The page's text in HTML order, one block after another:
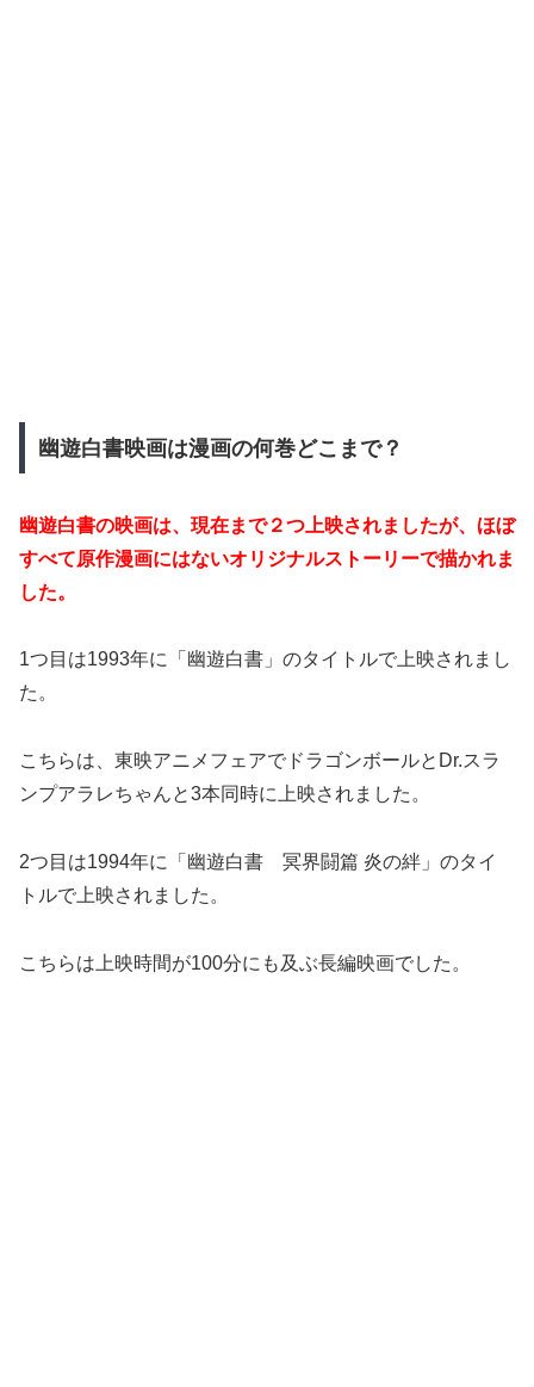
幽遊白書映画は漫画の何巻どこまで？
幽遊白書の映画は、現在まで２つ上映されましたが、ほぼ
すべて原作漫画にはないオリジナルストーリーで描かれま
した。
1つ目は1993年に「幽遊白書」のタイトルで上映されまし
た。
こちらは、東映アニメフェアでドラゴンボールとDr.スラ
ンプアラレちゃんと3本同時に上映されました。
2つ目は1994年に「幽遊白書 冥界闘篇 炎の絆」のタイ
トルで上映されました。
こちらは上映時間が100分にも及ぶ長編映画でした。